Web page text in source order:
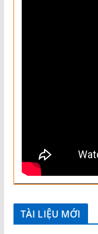
TÀI LIỆU MỚI